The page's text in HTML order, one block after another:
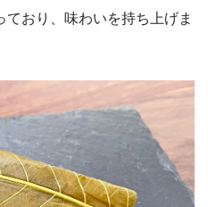
おり、味わいを持ち上げま